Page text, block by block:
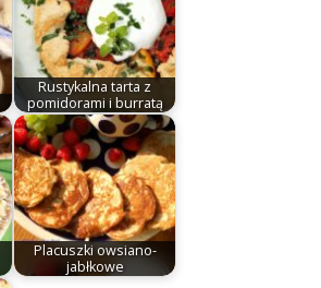
Rustykalna tarta z
pomidorami i burratą
Placuszki owsiano-
jabłkowe